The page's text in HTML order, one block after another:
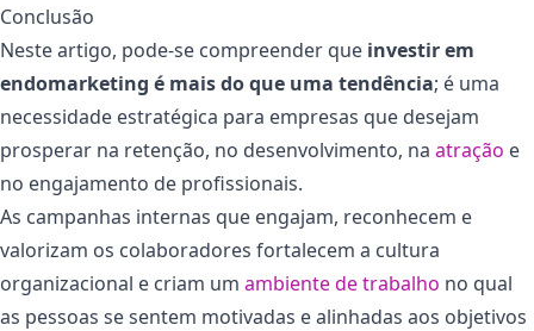
Conclusão
Neste artigo, pode-se compreender que investir em
endomarketing é mais do que uma tendência; é uma
necessidade estratégica para empresas que desejam
prosperar na retenção, no desenvolvimento, na atração e
no engajamento de profissionais.
As campanhas internas que engajam, reconhecem e
valorizam os colaboradores fortalecem a cultura
organizacional e criam um ambiente de trabalho no qual
as pessoas se sentem motivadas e alinhadas aos objetivos